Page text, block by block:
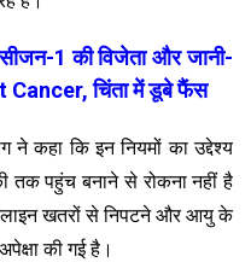
1 की विजेता और जानी-
Cancer, चिंता में डूबे फैंस
ने कहा कि इन नियमों का उद्देश्य
तक पहुंच बनाने से रोकना नहीं है
खतरों से निपटने और आयु के
की गई है।